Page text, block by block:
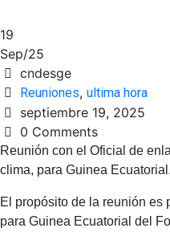
19
Sep/25
cndesge
Reuniones, ultima hora
septiembre 19, 2025
0 Comments
Reunión con el Oficial de
clima, para Guinea Ecuatorial.
El propósito de la reunión es
para Guinea Ecuatorial del